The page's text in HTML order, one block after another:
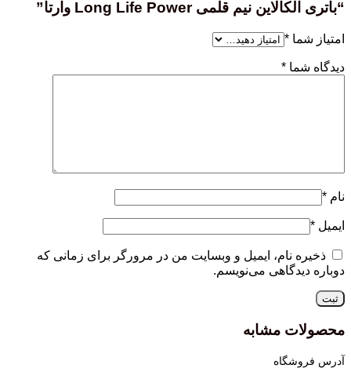
“باتری الکالاین نیم قلمی Long Life Power وارتا”
امتیاز شما *
دیدگاه شما *
نام *
ایمیل *
ذخیره نام، ایمیل و وبسایت من در مرورگر برای زمانی که
دوباره دیدگاهی می‌نویسم.
محصولات مشابه
آدرس فروشگاه